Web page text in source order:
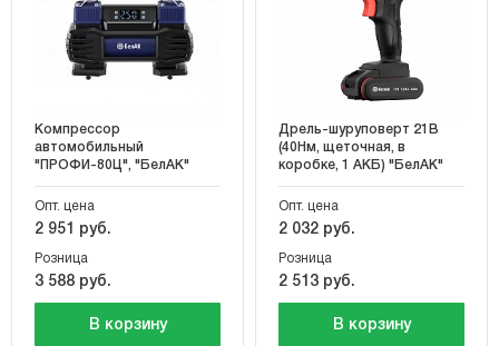
Компрессор
автомобильный
"ПРОФИ-80Ц", "БелАК"
Опт. цена
2 951 руб.
В корзину
Розница
3 588 руб.
Дрель-шуруповерт 21В
(40Нм, щеточная, в
коробке, 1 АКБ) "БелАК"
Опт. цена
2 032 руб.
В корзину
Розница
2 513 руб.